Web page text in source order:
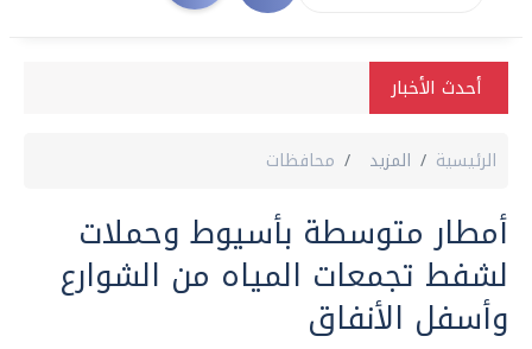
أحدث الأخبار
الرئيسية المزيد محافظات
أمطار متوسطة بأسيوط وحملات
لشفط تجمعات المياه من الشوارع
وأسفل الأنفاق